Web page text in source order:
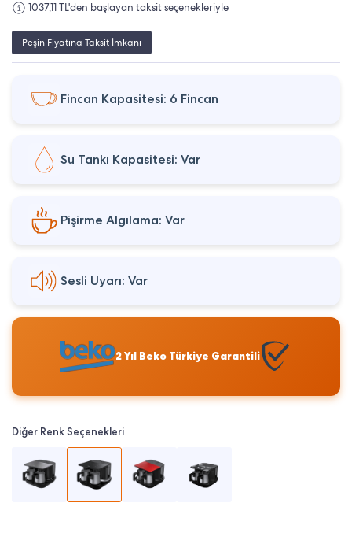
1037,11 TL'den başlayan taksit seçenekleriyle
Peşin Fiyatına Taksit İmkanı
Fincan Kapasitesi: 6 Fincan
Su Tankı Kapasitesi: Var
Pişirme Algılama: Var
Sesli Uyarı: Var
2 Yıl Beko Türkiye Garantili
Diğer Renk Seçenekleri